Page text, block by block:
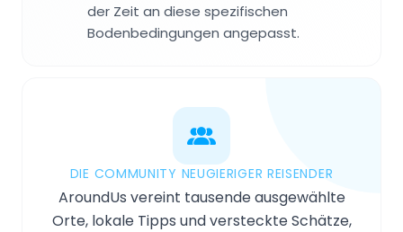
der Zeit an diese spezifischen
Bodenbedingungen angepasst.
DIE COMMUNITY NEUGIERIGER REISENDER
AroundUs vereint tausende ausgewählte
Orte, lokale Tipps und versteckte Schätze,